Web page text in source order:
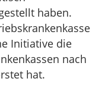
haben.
Initiative die
nach
hat.